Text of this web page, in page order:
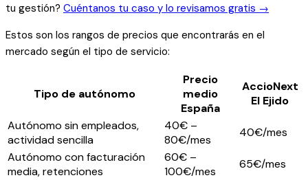
tu gestión? Cuéntanos tu caso y lo revisamos gratis →
Estos son los rangos de precios que encontrarás en el
mercado según el tipo de servicio:
Tipo de autónomo
Precio
medio
España
AccioNext
El Ejido
Autónomo sin empleados,
actividad sencilla
40€ –
80€/mes
40€/mes
Autónomo con facturación
media, retenciones
60€ –
100€/mes
65€/mes